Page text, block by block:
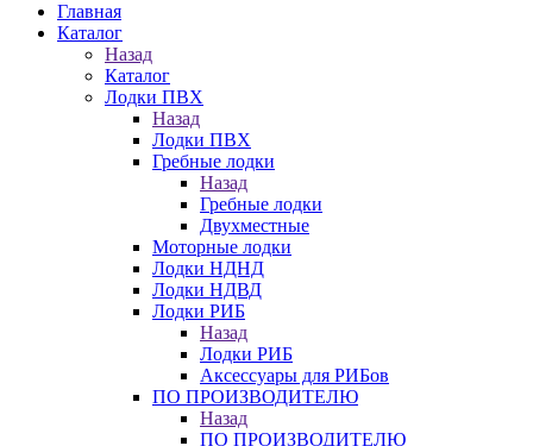
Главная
Каталог
Назад
Каталог
Лодки ПВХ
Назад
Лодки ПВХ
Гребные лодки
Назад
Гребные лодки
Двухместные
Моторные лодки
Лодки НДНД
Лодки НДВД
Лодки РИБ
Назад
Лодки РИБ
Аксессуары для РИБов
ПО ПРОИЗВОДИТЕЛЮ
Назад
ПО ПРОИЗВОДИТЕЛЮ